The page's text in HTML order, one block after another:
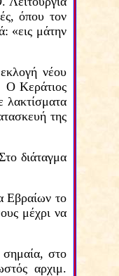
όπου τον
«εις μάτην
νέου
Ο Κεράτιος
λακτίσματα
της
διάταγμα
Εβραίων το
μέχρι να
στο
αρχιμ.